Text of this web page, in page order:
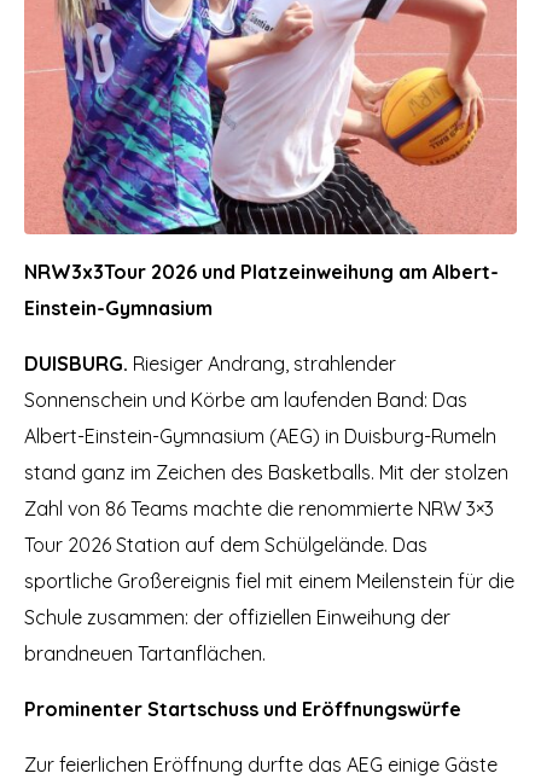
NRW3x3Tour 2026 und Platzeinweihung am Albert-
Einstein-Gymnasium
DUISBURG. Riesiger Andrang, strahlender
Sonnenschein und Körbe am laufenden Band: Das
Albert-Einstein-Gymnasium (AEG) in Duisburg-Rumeln
stand ganz im Zeichen des Basketballs. Mit der stolzen
Zahl von 86 Teams machte die renommierte NRW 3×3
Tour 2026 Station auf dem Schülgelände. Das
sportliche Großereignis fiel mit einem Meilenstein für die
Schule zusammen: der offiziellen Einweihung der
brandneuen Tartanflächen.
Prominenter Startschuss und Eröffnungswürfe
Zur feierlichen Eröffnung durfte das AEG einige Gäste